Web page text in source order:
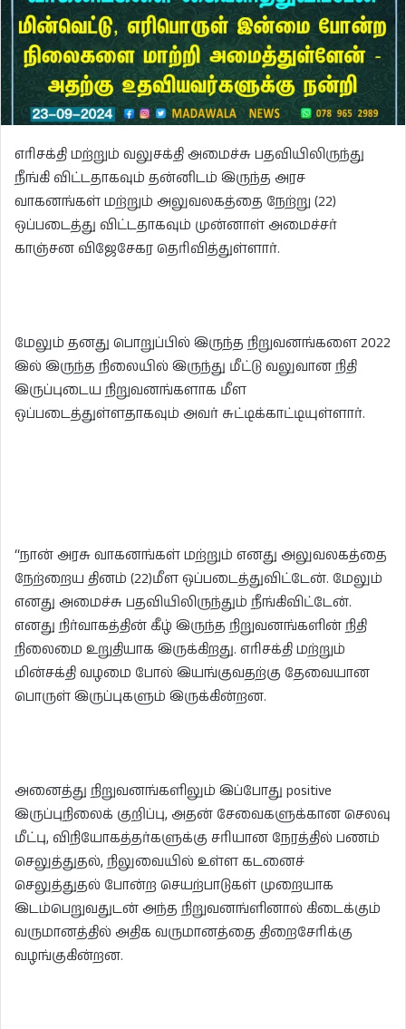
எரிசக்தி மற்றும் வலுசக்தி அமைச்சு பதவியிலிருந்து
நீங்கி விட்டதாகவும் தன்னிடம் இருந்த அரச
வாகனங்கள் மற்றும் அலுவலகத்தை நேற்று (22)
ஒப்படைத்து விட்டதாகவும் முன்னாள் அமைச்சர்
காஞ்சன விஜேசேகர தெரிவித்துள்ளார்.
மேலும் தனது பொறுப்பில் இருந்த நிறுவனங்களை 2022
இல் இருந்த நிலையில் இருந்து மீட்டு வலுவான நிதி
இருப்புடைய நிறுவனங்களாக மீள
ஒப்படைத்துள்ளதாகவும் அவர் சுட்டிக்காட்டியுள்ளார்.
“நான் அரசு வாகனங்கள் மற்றும் எனது அலுவலகத்தை
நேற்றைய தினம் (22)மீள ஒப்படைத்துவிட்டேன். மேலும்
எனது அமைச்சு பதவியிலிருந்தும் நீங்கிவிட்டேன்.
எனது நிர்வாகத்தின் கீழ் இருந்த நிறுவனங்களின் நிதி
நிலைமை உறுதியாக இருக்கிறது. எரிசக்தி மற்றும்
மின்சக்தி வழமை போல் இயங்குவதற்கு தேவையான
பொருள் இருப்புகளும் இருக்கின்றன.
அனைத்து நிறுவனங்களிலும் இப்போது positive
இருப்புநிலைக் குறிப்பு, அதன் சேவைகளுக்கான செலவு
மீட்பு, விநியோகத்தர்களுக்கு சரியான நேரத்தில் பணம்
செலுத்துதல், நிலுவையில் உள்ள கடனைச்
செலுத்துதல் போன்ற செயற்பாடுகள் முறையாக
இடம்பெறுவதுடன் அந்த நிறுவனங்ளினால் கிடைக்கும்
வருமானத்தில் அதிக வருமானத்தை திறைசேரிக்கு
வழங்குகின்றன.